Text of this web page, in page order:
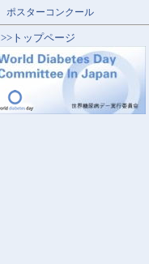
ポスターコンクール
>>トップページ